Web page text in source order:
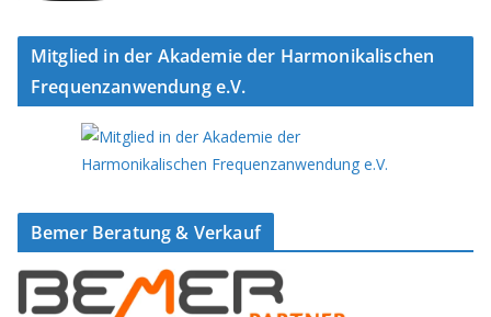
Mitglied in der Akademie der Harmonikalischen
Frequenzanwendung e.V.
Bemer Beratung & Verkauf